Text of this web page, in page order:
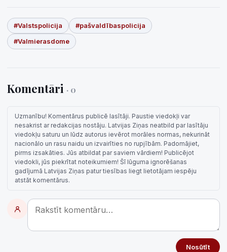
#Valstspolicija
#pašvaldībaspolicija
#Valmierasdome
Komentāri · 0
Uzmanību! Komentārus publicē lasītāji. Paustie viedokļi var
nesakrist ar redakcijas nostāju. Latvijas Ziņas neatbild par lasītāju
viedokļu saturu un lūdz autorus ievērot morāles normas, nekurināt
nacionālo un rasu naidu un izvairīties no rupjībām. Padomājiet,
pirms izsakāties. Jūs atbildat par saviem vārdiem! Publicējot
viedokli, jūs piekrītat noteikumiem! Šī lūguma ignorēšanas
gadījumā Latvijas Ziņas patur tiesības liegt lietotājam iespēju
atstāt komentārus.
Nosūtīt